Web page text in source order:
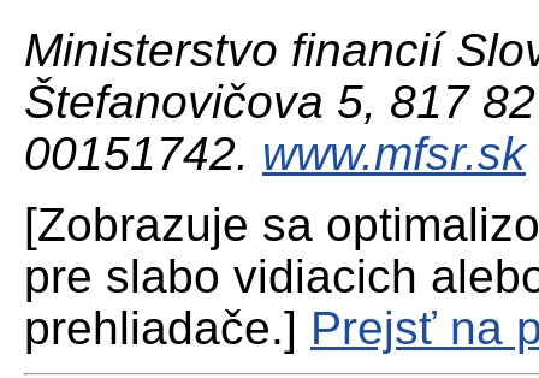
Ministerstvo financií
Štefanovičova 5, 817
00151742. www.mfsr.sk
[Zobrazuje sa
pre slabo vidiacich
prehliadače.] Prejsť na